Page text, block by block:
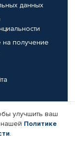
данных
на получение
компании
улучшить ваш
нашей Политике
.